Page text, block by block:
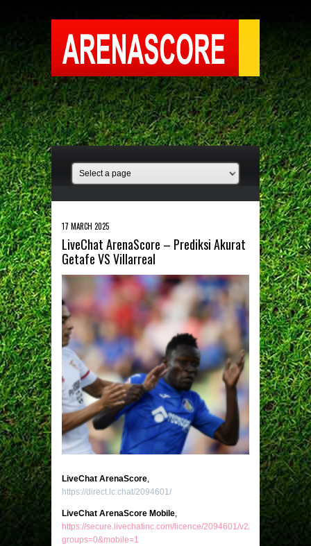
17 MARCH 2025
LiveChat ArenaScore – Prediksi Akurat
Getafe VS Villarreal
LiveChat ArenaScore,
https://direct.lc.chat/2094601/
LiveChat ArenaScore Mobile,
https://secure.livechatinc.com/licence/2094601/v2/open_chat.cgi?
groups=0&mobile=1